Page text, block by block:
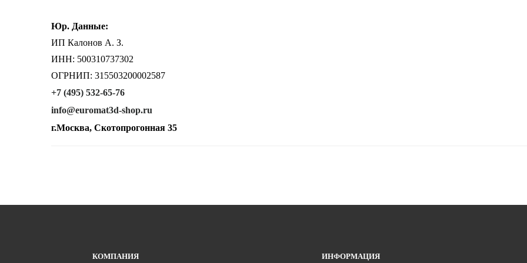
Юр. Данные:
ИП Калонов А. З.
ИНН: 500310737302
ОГРНИП: 315503200002587
+7 (495) 532-65-76
info@euromat3d-shop.ru
г.Москва, Скотопрогонная 35
КОМПАНИЯ ИНФОРМАЦИЯ